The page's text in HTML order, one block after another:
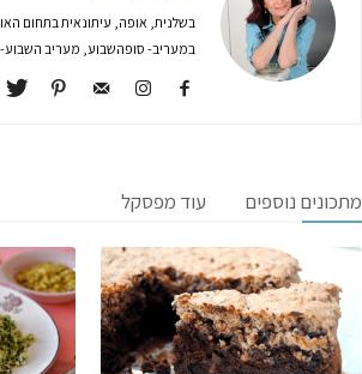
בשלנית, אופה, עיתונאית בתחום
במעריב- סופהשבוע, מעריב השבוע-
מתכונים נוספים עוד מפסקל